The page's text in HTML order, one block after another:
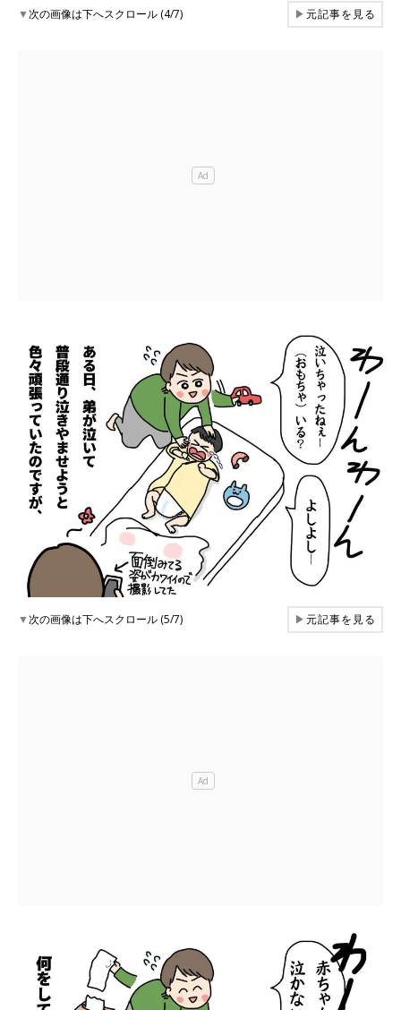
▼次の画像は下へスクロール (4/7) ▶元記事を見る
▼次の画像は下へスクロール (5/7) ▶元記事を見る